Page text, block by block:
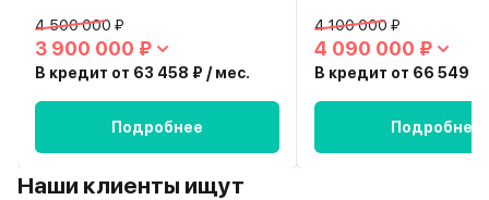
4 500 000 ₽
3 900 000 ₽
В кредит от 63 458 ₽ / мес.
Подробнее
4 100 000 ₽
4 090 000 ₽
В кредит от 66 549 ₽
Подробнее
Наши клиенты ищут